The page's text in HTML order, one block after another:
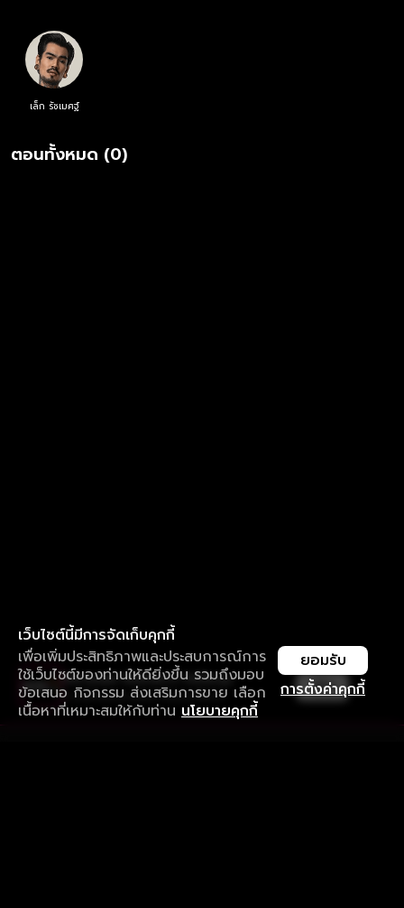
เล็ก รัชเมศฐ์
ตอนทั้งหมด (0)
เว็บไซต์นี้มีการจัดเก็บคุกกี้
เพื่อเพิ่มประสิทธิภาพและประสบการณ์การ
ใช้เว็บไซต์ของท่านให้ดียิ่งขึ้น รวมถึงมอบ
ข้อเสนอ กิจกรรม ส่งเสริมการขาย เลือก
เนื้อหาที่เหมาะสมให้กับท่าน นโยบายคุกกี้
การตั้งค่าคุกกี้
ยอมรับ
ใช้งานแอป ลื่นไหลกว่า ไม่มีสะดุด
ดาวน์โหลดแอปเพื่อการรับชมที่ดีกว่า เปิด